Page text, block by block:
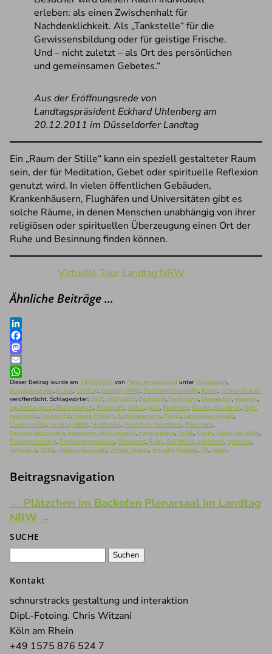
erleben: als einen Zwischenhalt für
Nachdenklichkeit. Als „Tankstelle“ für die
Gewissensbildung oder für geistige Frische.
Und – nicht zuletzt – als Ort des persönlichen
und gemeinsamen Gebetes.“
Aus der Eröffnungsrede von
Landtagspräsident Eckhard Uhlenberg am
20.12.2011 im Düsseldorfer Landtag
Ein „Raum der Stille“ kann ein speziell gestalteter Raum
sein, der für Meditation, Gebet oder spirituelle Reflexion
genutzt wird. In vielen öffentlichen Gebäuden,
Krankenhäusern, Flughäfen und Universitäten gibt es
solche Räume, in denen Menschen unabhängig von ihrer
religiösen oder spirituellen Überzeugung einen Ort der
Ruhe und Besinnung finden können.
Virtuelle Tour Landtag NRW
Ähnliche Beiträge …
LinkedIn
Facebook
Mastodon
Email
WhatsApp
Dieser Beitrag wurde am 14/02/2015 von Panoramafotografunter Düsseldorf,
Kugelpanorama, Kunst, Landtag, Landtag NRW, Panoramafotografie, Raum, schnurstracks
veröffentlicht. Schlagwörter: 360°, 360°x180°, Backplate, Besinnung, Düsseldorf, equirect,
equirectangular, Föderalismus, Fotografie, Gebet, gelb, Gewissen, Glaube, Graubner, high-
resolution, Horizontal, Innere Einkehr, Kugelpanorama, Kunst, Landeshauptstadt,
Landespolitik, Landtag NRW, Meditation, Nordrhein-Westfalen, Panorama,
Panoramafotografie, panoramic photography, panoramique, Poltik, Raum, Raum der Stille,
Raumgestaltung, Regierungsgebäude, Rheinland, Ruhe, Rundblick, sphärisch, spherical,
spherique, Stille, überkonfessionell, Virtual Reality, virtuelle Realität, VR, weiss.
Beitragsnavigation
← Plätzchen im Backofen Plenarsaal im Landtag
NRW →
SUCHE
Kontakt
schnurstracks gestaltung und interaktion
Dipl.-Fotoing. Chris Witzani
Köln am Rhein
+49 1575 876 524 7